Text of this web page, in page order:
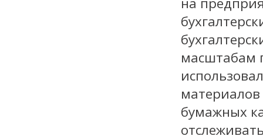
масштабам
бумажных